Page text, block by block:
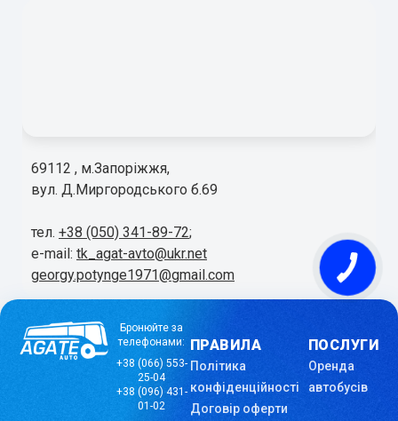
69112 , м.Запоріжжя,
вул. Д.Миргородського б.69
тел. +38 (050) 341-89-72;
e-mail: tk_agat-avto@ukr.net
georgy.potynge1971@gmail.com
ПРАВИЛА
Політика
конфіденційності
Договір оферти
ПОСЛУГИ
Оренда
автобусів
Бронюйте за
телефонами:
+38 (066) 553-
25-04
+38 (096) 431-
01-02